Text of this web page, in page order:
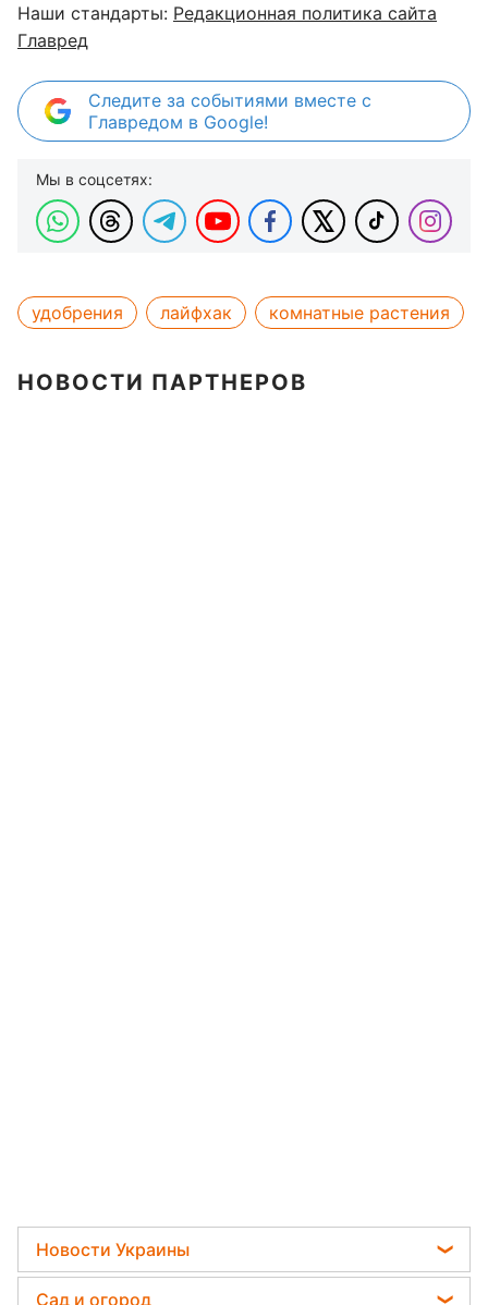
Наши стандарты: Редакционная политика сайта
Главред
Следите за событиями вместе с
Главредом в Google!
Мы в соцсетях:
удобрения лайфхак комнатные растения
НОВОСТИ ПАРТНЕРОВ
Новости Украины
Мобилизация
Сад и огород